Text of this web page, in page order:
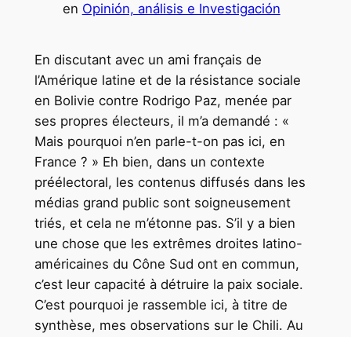
en Opinión, análisis e Investigación
En discutant avec un ami français de
l’Amérique latine et de la résistance sociale
en Bolivie contre Rodrigo Paz, menée par
ses propres électeurs, il m’a demandé : «
Mais pourquoi n’en parle-t-on pas ici, en
France ? » Eh bien, dans un contexte
préélectoral, les contenus diffusés dans les
médias grand public sont soigneusement
triés, et cela ne m’étonne pas. S’il y a bien
une chose que les extrêmes droites latino-
américaines du Cône Sud ont en commun,
c’est leur capacité à détruire la paix sociale.
C’est pourquoi je rassemble ici, à titre de
synthèse, mes observations sur le Chili. Au